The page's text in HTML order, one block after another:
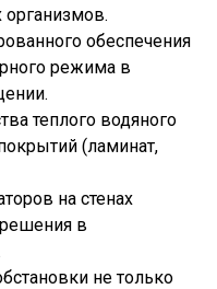
обеспечения
режима в
теплого водяного
(ламинат,
на стенах
в
не только